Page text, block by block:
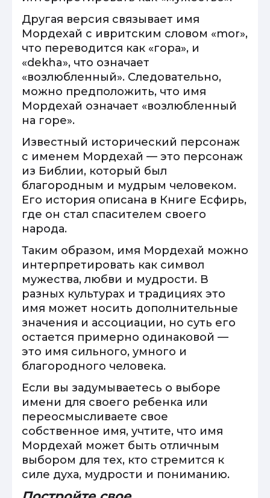
Другая версия связывает имя
Мордехай с ивритским словом «mor»,
что переводится как «гора», и
«dekha», что означает
«возлюбленный». Следовательно,
можно предположить, что имя
Мордехай означает «возлюбленный
на горе».
Известный исторический персонаж
с именем Мордехай — это персонаж
из Библии, который был
благородным и мудрым человеком.
Его история описана в Книге Есфирь,
где он стал спасителем своего
народа.
Таким образом, имя Мордехай можно
интерпретировать как символ
мужества, любви и мудрости. В
разных культурах и традициях это
имя может носить дополнительные
значения и ассоциации, но суть его
остается примерно одинаковой —
это имя сильного, умного и
благородного человека.
Если вы задумываетесь о выборе
имени для своего ребенка или
переосмысливаете свое
собственное имя, учтите, что имя
Мордехай может быть отличным
выбором для тех, кто стремится к
силе духа, мудрости и пониманию.